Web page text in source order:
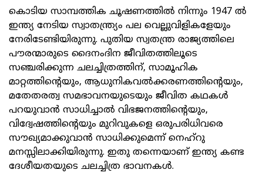
കൊടിയ സാമ്പത്തിക ചൂഷണത്തില്‍ നിന്നും 1947 ല്‍
ഇന്ത്യ നേടിയ സ്വാതന്ത്ര്യം പല വെല്ലുവിളികളേയും
നേരിടേണ്ടിയിരുന്നു. പുതിയ സ്വതന്ത്ര രാജ്യത്തിലെ
പൗരന്മാരുടെ ദൈനംദിന ജീവിതത്തിലൂടെ
സഞ്ചരിക്കുന്ന ചലച്ചിത്രത്തിന്, സാമൂഹിക
മാറ്റത്തിന്റെയും, ആധുനികവല്‍ക്കരണത്തിന്റെയും,
മതേതരത്വ സമഭാവനയുടെയും ജീവിത കഥകള്‍
പറയുവാന്‍ സാധിച്ചാല്‍ വിഭജനത്തിന്റെയും,
വിദ്വേഷത്തിന്റെയും മുറിവുകളെ ഒരുപരിധിവരെ
സൗഖ്യമാക്കുവാന്‍ സാധിക്കുമെന്ന് നെഹ്റു
മനസ്സിലാക്കിയിരുന്നു. ഇതു തന്നെയാണ് ഇന്ത്യ കണ്ട
ദേശീയതയുടെ ചലച്ചിത്ര ഭാവനകള്‍.